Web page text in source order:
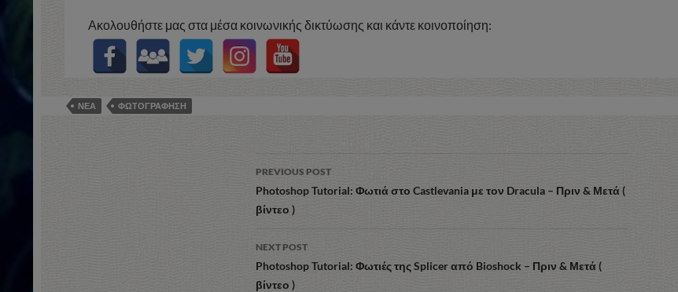
Ακολουθήστε μας στα μέσα κοινωνικής δικτύωσης και κάντε κοινοποίηση:
ΝΕΑ ΦΩΤΟΓΡΑΦΗΣΗ
Post
navigation
PREVIOUS POST
Photoshop Tutorial: Φωτιά στο Castlevania με τον Dracula – Πριν & Μετά (
βίντεο )
NEXT POST
Photoshop Tutorial: Φωτιές της Splicer από Bioshock – Πριν & Μετά (
βίντεο )